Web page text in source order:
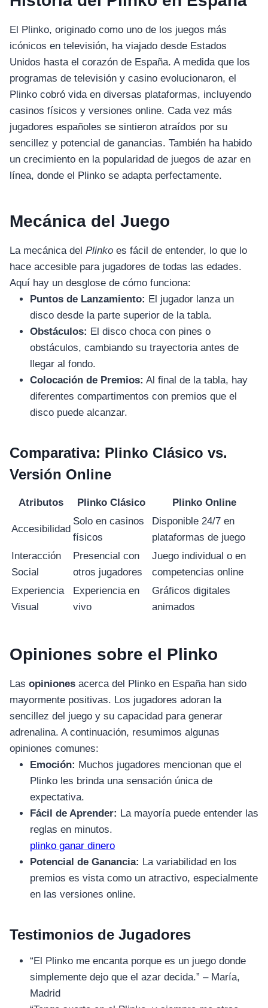
El Plinko, originado como uno de los juegos más
icónicos en televisión, ha viajado desde Estados
Unidos hasta el corazón de España. A medida que los
programas de televisión y casino evolucionaron, el
Plinko cobró vida en diversas plataformas, incluyendo
casinos físicos y versiones online. Cada vez más
jugadores españoles se sintieron atraídos por su
sencillez y potencial de ganancias. También ha habido
un crecimiento en la popularidad de juegos de azar en
línea, donde el Plinko se adapta perfectamente.
Mecánica del Juego
La mecánica del Plinko es fácil de entender, lo que lo
hace accesible para jugadores de todas las edades.
Aquí hay un desglose de cómo funciona:
Puntos de Lanzamiento: El jugador lanza un
disco desde la parte superior de la tabla.
Obstáculos: El disco choca con pines o
obstáculos, cambiando su trayectoria antes de
llegar al fondo.
Colocación de Premios: Al final de la tabla, hay
diferentes compartimentos con premios que el
disco puede alcanzar.
Comparativa: Plinko Clásico vs.
Versión Online
Atributos Plinko Clásico Plinko Online
Accesibilidad
Solo en casinos
físicos
Disponible 24/7 en
plataformas de juego
Interacción
Social
Presencial con
otros jugadores
Juego individual o en
competencias online
Experiencia
Visual
Experiencia en
vivo
Gráficos digitales
animados
Opiniones sobre el Plinko
Las opiniones acerca del Plinko en España han sido
mayormente positivas. Los jugadores adoran la
sencillez del juego y su capacidad para generar
adrenalina. A continuación, resumimos algunas
opiniones comunes:
Emoción: Muchos jugadores mencionan que el
Plinko les brinda una sensación única de
expectativa.
Fácil de Aprender: La mayoría puede entender las
reglas en minutos.
plinko ganar dinero
Potencial de Ganancia: La variabilidad en los
premios es vista como un atractivo, especialmente
en las versiones online.
Testimonios de Jugadores
“El Plinko me encanta porque es un juego donde
simplemente dejo que el azar decida.” – María,
Madrid